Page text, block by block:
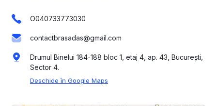
O040733773030
contactbrasadas@gmail.com
Drumul Binelui 184-188 bloc 1, etaj 4, ap. 43, București,
Sector 4.
Deschide în Google Maps